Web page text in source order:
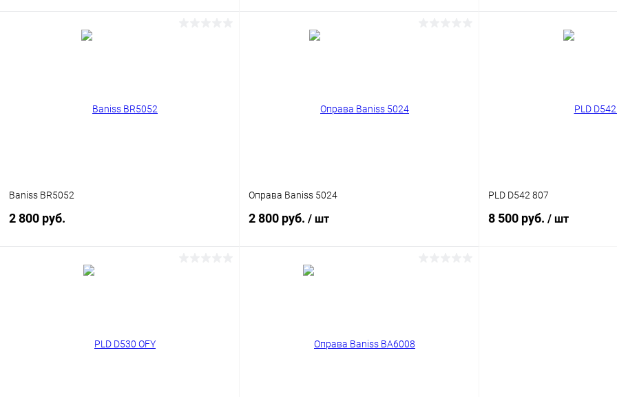
Baniss BR5052
2 800 руб.
Оправа Baniss 5024
2 800 руб. / шт
PLD D542 807
8 500 руб. / шт